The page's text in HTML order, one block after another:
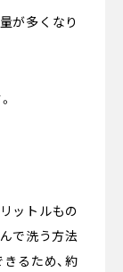
が多くなり
ットルもの
で洗う方法
るため、約